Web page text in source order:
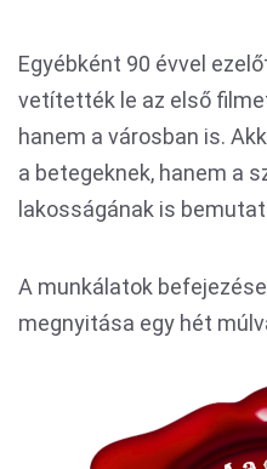
Egyébként 90 évvel
vetítették le az első
hanem a városban is.
a betegeknek, hanem a
lakosságának is
A munkálatok
megnyitása egy hét